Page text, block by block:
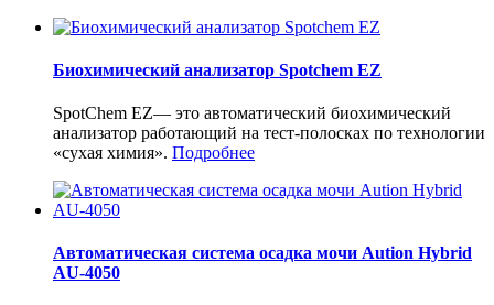
Биохимический анализатор Spotchem EZ
SpotChem EZ— это автоматический биохимический
анализатор работающий на тест-полосках по технологии
«сухая химия». Подробнее
Автоматическая система осадка мочи Aution Hybrid
AU-4050